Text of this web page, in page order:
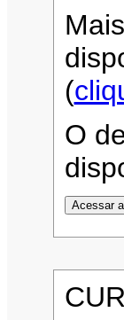
(
O